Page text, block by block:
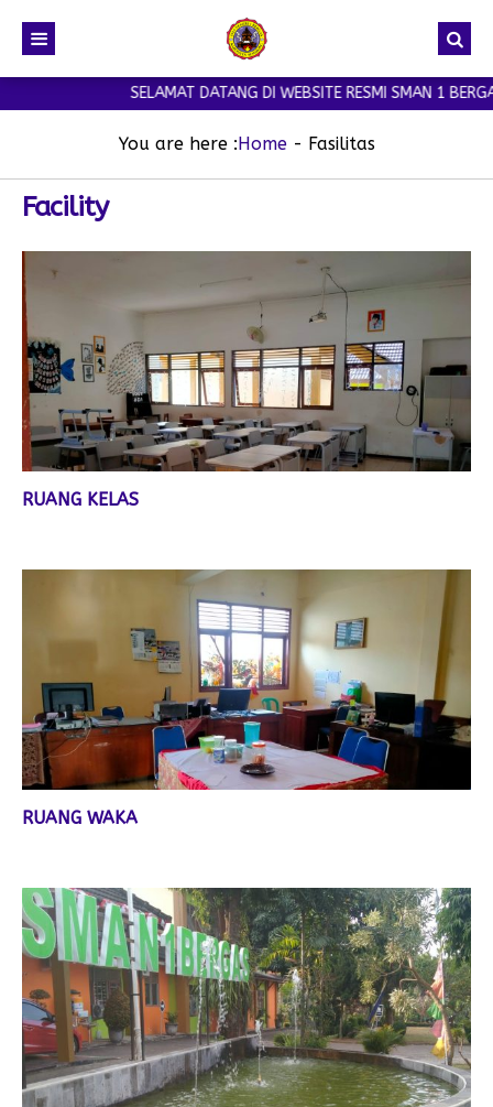
SELAMAT DATANG DI WEBSITE RESMI SMAN 1
You are here :Home- Fasilitas
Facility
RUANG KELAS
RUANG WAKA